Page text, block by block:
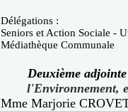
Délégations :
Seniors et Action Sociale -
Médiathèque Communale
Deuxième
l'Environnement,
Mme Marjorie